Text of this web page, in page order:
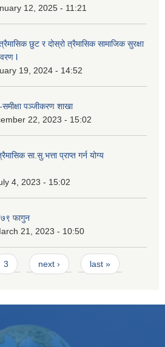
12, 2025 - 11:21
छुट र दोस्रो त्रैमासिक सामाजिक सुरक्षा
l
19, 2024 - 14:52
पञ्जीकरण शाखा
22, 2023 - 15:02
सा.सु.भ‍त्ता प्राप्त गर्न योग्य
4, 2023 - 15:02
फागुन
21, 2023 - 10:50
3 next › last »